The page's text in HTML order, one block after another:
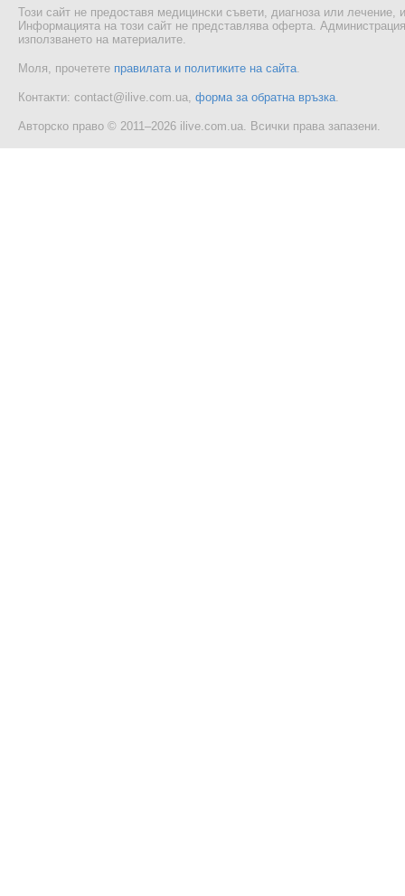
Този сайт не предоставя медицински съвети, диагноза или лечение,
Информацията на този сайт не представлява оферта.
използването на материалите.
Моля, прочетете правилата и политиките на сайта
Контакти: contact@ilive.com.ua, форма за обратна връзка
Авторско право © 2011–2026 ilive.com.ua. Всички права запазени.